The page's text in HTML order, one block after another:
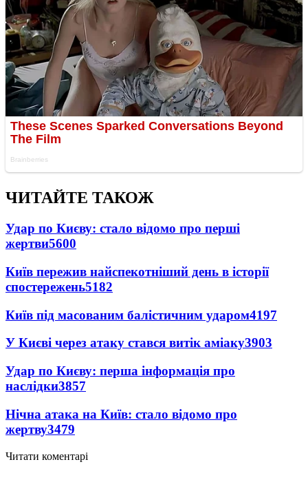
ЧИТАЙТЕ ТАКОЖ
Удар по Києву: стало відомо про перші
жертви5600
Київ пережив найспекотніший день в історії
спостережень5182
Київ під масованим балістичним ударом4197
У Києві через атаку стався витік аміаку3903
Удар по Києву: перша інформація про
наслідки3857
Нічна атака на Київ: стало відомо про
жертву3479
Читати коментарі